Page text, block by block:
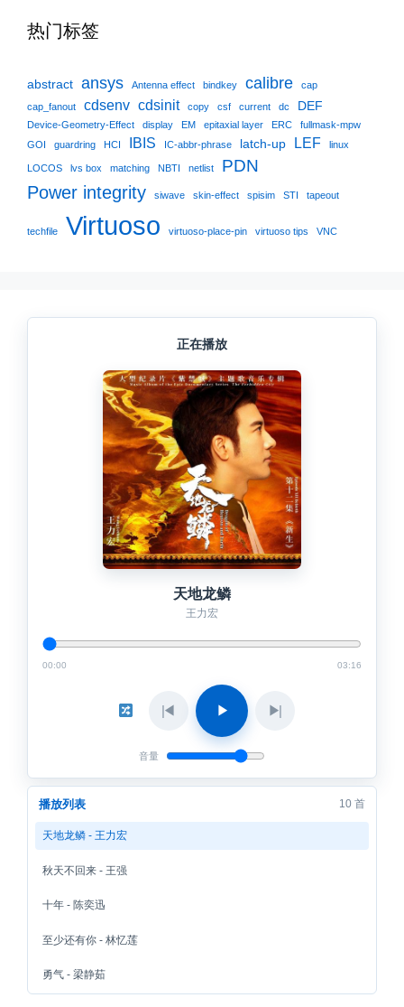
热门标签
abstract ansys Antenna effect bindkey calibre
cap
cap_fanout
cdsenv cdsinit copy csf current dc DEF
Device-Geometry-Effect display EM epitaxial layer ERC
fullmask-mpw
GOI
guardring HCI IBIS IC-abbr-phrase latch-up LEF linux
LOCOS lvs box matching NBTI netlist PDN
Power integrity siwave skin-effect spisim STI tapeout
techfile Virtuoso virtuoso-place-pin virtuoso tips VNC
正在播放
天地龙鳞
王力宏
00:00 03:16
◀ ▶ ▶
音量
播放列表 10 首
天地龙鳞 - 王力宏
秋天不回来 - 王强
十年 - 陈奕迅
至少还有你 - 林忆莲
勇气 - 梁静茹